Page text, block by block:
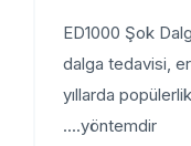
ED1000
dalga
yıllarda
yöntemdir....